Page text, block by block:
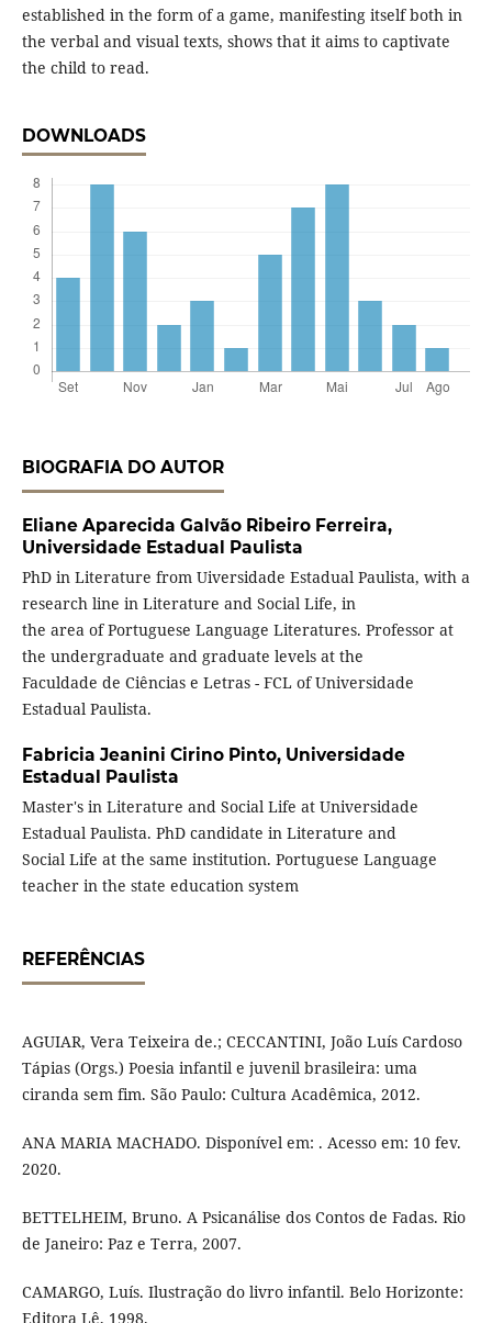
established in the form of a game, manifesting itself both in
the verbal and visual texts, shows that it aims to captivate
the child to read.
DOWNLOADS
BIOGRAFIA DO AUTOR
Eliane Aparecida Galvão Ribeiro Ferreira,
Universidade Estadual Paulista
PhD in Literature from Uiversidade Estadual Paulista, with a
research line in Literature and Social Life, in
the area of Portuguese Language Literatures. Professor at
the undergraduate and graduate levels at the
Faculdade de Ciências e Letras - FCL of Universidade
Estadual Paulista.
Fabricia Jeanini Cirino Pinto, Universidade
Estadual Paulista
Master's in Literature and Social Life at Universidade
Estadual Paulista. PhD candidate in Literature and
Social Life at the same institution. Portuguese Language
teacher in the state education system
REFERÊNCIAS
AGUIAR, Vera Teixeira de.; CECCANTINI, João Luís Cardoso
Tápias (Orgs.) Poesia infantil e juvenil brasileira: uma
ciranda sem fim. São Paulo: Cultura Acadêmica, 2012.
ANA MARIA MACHADO. Disponível em: . Acesso em: 10 fev.
2020.
BETTELHEIM, Bruno. A Psicanálise dos Contos de Fadas. Rio
de Janeiro: Paz e Terra, 2007.
CAMARGO, Luís. Ilustração do livro infantil. Belo Horizonte:
Editora Lê, 1998.